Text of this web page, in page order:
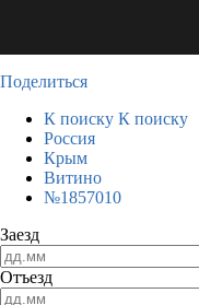
Поделиться
К поиску К поиску
Россия
Крым
Витино
№1857010
Заезд
Отъезд